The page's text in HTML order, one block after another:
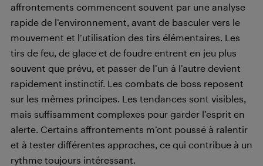
affrontements commencent souvent par une analyse
rapide de l’environnement, avant de basculer vers le
mouvement et l’utilisation des tirs élémentaires. Les
tirs de feu, de glace et de foudre entrent en jeu plus
souvent que prévu, et passer de l’un à l’autre devient
rapidement instinctif. Les combats de boss reposent
sur les mêmes principes. Les tendances sont visibles,
mais suffisamment complexes pour garder l’esprit en
alerte. Certains affrontements m’ont poussé à ralentir
et à tester différentes approches, ce qui contribue à un
rythme toujours intéressant.